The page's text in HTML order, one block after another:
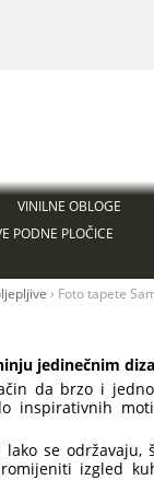
jedinečnim
da brzo i
inspirativnih
se
izgled
VINILNE OBLOGE
PODNE PLOČICE
› Foto tapete